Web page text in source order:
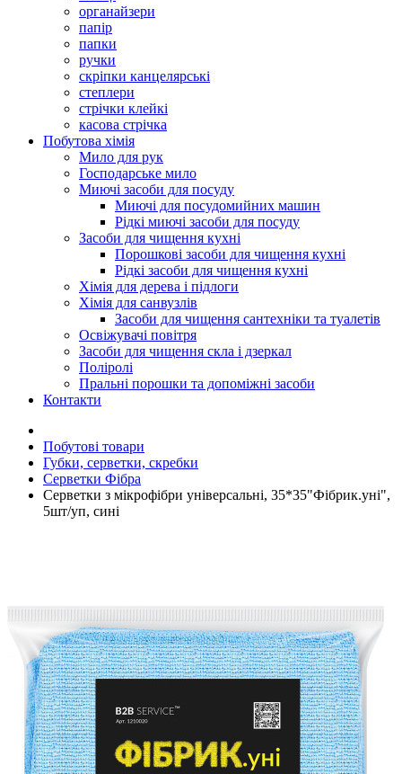
органайзери
папір
папки
ручки
скріпки канцелярські
степлери
стрічки клейкі
касова стрічка
Побутова хімія
Мило для рук
Господарське мило
Миючі засоби для посуду
Миючі для посудомийних машин
Рідкі миючі засоби для посуду
Засоби для чищення кухні
Порошкові засоби для чищення кухні
Рідкі засоби для чищення кухні
Хімія для дерева і підлоги
Хімія для санвузлів
Засоби для чищення сантехніки та туалетів
Освіжувачі повітря
Засоби для чищення скла і дзеркал
Поліролі
Пральні порошки та допоміжні засоби
Контакти
Побутові товари
Губки, серветки, скребки
Серветки Фібра
Серветки з мікрофібри універсальні, 35*35"Фібрик.уні",
5шт/уп, сині